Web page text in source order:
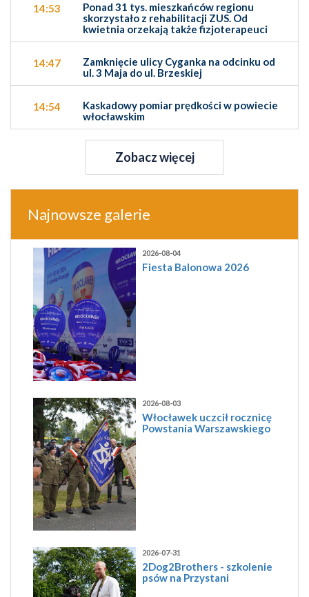
14:53
Ponad 31 tys. mieszkańców regionu
skorzystało z rehabilitacji ZUS. Od
kwietnia orzekają także fizjoterapeuci
14:47
Zamknięcie ulicy Cyganka na odcinku od
ul. 3 Maja do ul. Brzeskiej
14:54
Kaskadowy pomiar prędkości w powiecie
włocławskim
Zobacz więcej
Najnowsze galerie
2026-08-04
Fiesta Balonowa 2026
2026-08-03
Włocławek uczcił rocznicę
Powstania Warszawskiego
2026-07-31
2Dog2Brothers - szkolenie
psów na Przystani